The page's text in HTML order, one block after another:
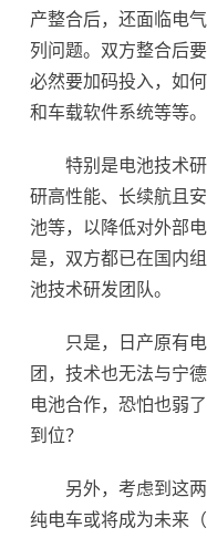
产整合后，还面临电
列问题。双方整合后
必然要加码投入，如
和车载软件系统等等。
特别是电池技术
研高性能、长续航且
池等，以降低对外部
是，双方都已在国内
池技术研发团队。
只是，日产原有
团，技术也无法与宁
电池合作，恐怕也弱
到位？
另外，考虑到这
纯电车或将成为未来